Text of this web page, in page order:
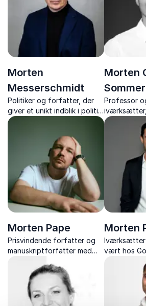
Morten
Messerschmidt
Politiker og forfatter, der
giver et unikt indblik i politik,
magtkampe og livet uden
Morten
Sommer
Professor
iværksætter,
med viden
sundhed,
og
Morten Pape
Prisvindende forfatter og
manuskriptforfatter med
litteratur, identitet og
opvækst i Urbanplanen.
Morten
Iværksætter
vært hos
Danmark
og livet